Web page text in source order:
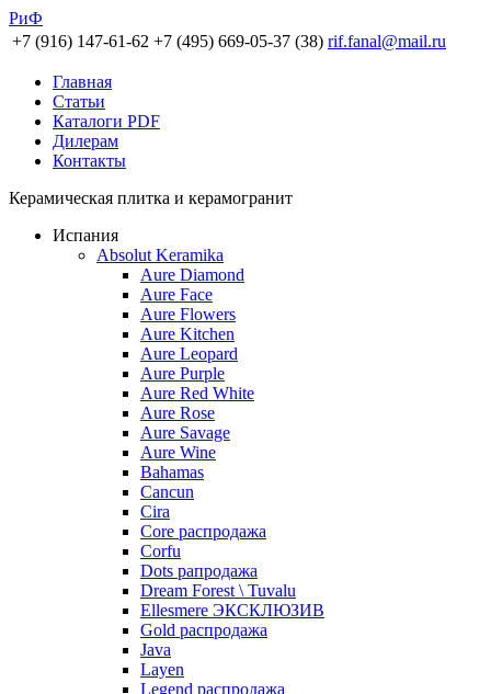
РиФ
+7 (916) 147-61-62 +7 (495) 669-05-37 (38) rif.fanal@mail.ru
Главная
Статьи
Каталоги PDF
Дилерам
Контакты
Керамическая плитка и керамогранит
Испания
Absolut Keramika
Aure Diamond
Aure Face
Aure Flowers
Aure Kitchen
Aure Leopard
Aure Purple
Aure Red White
Aure Rose
Aure Savage
Aure Wine
Bahamas
Cancun
Cira
Core распродажа
Corfu
Dots рапродажа
Dream Forest \ Tuvalu
Ellesmere ЭКСКЛЮЗИВ
Gold распродажа
Java
Layen
Legend распродажа